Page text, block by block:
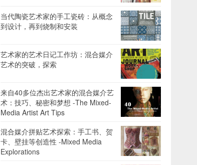
当代陶瓷艺术家的手工瓷砖：从概念
到设计，再到烧制和安装
艺术家的艺术日记工作坊：混合媒介
艺术的突破，探索
来自40多位杰出艺术家的混合媒介艺
术：技巧、秘密和梦想 -The Mixed-
Media Artist Art Tips
混合媒介拼贴艺术探索：手工书、贺
卡、壁挂等创造性 -Mixed Media
Explorations